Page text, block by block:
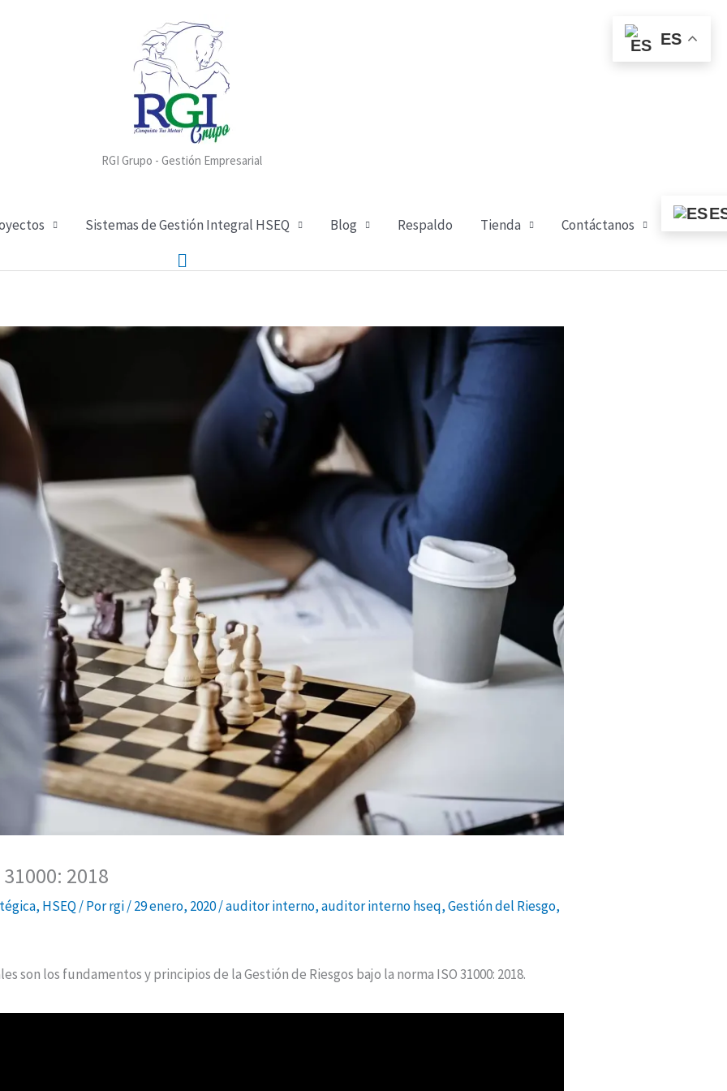
RGI Grupo - Gestión Empresarial
Sistemas de Gestión Integral HSEQ Blog Respaldo Tienda Contáctanos
Buscar
2018
, HSEQ/ Porrgi/29 enero, 2020/auditor interno,auditor interno hseq,Gestión del Riesgo,
son los fundamentos y principios de la Gestión de Riesgos bajo la norma ISO 31000: 2018.
ES